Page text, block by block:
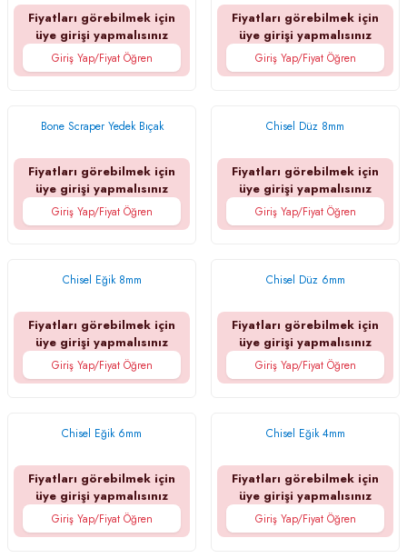
Fiyatları görebilmek için
üye girişi yapmalısınız
Giriş Yap/Fiyat Öğren
Fiyatları görebilmek için
üye girişi yapmalısınız
Giriş Yap/Fiyat Öğren
Bone Scraper Yedek Bıçak
Fiyatları görebilmek için
üye girişi yapmalısınız
Giriş Yap/Fiyat Öğren
Chisel Düz 8mm
Fiyatları görebilmek için
üye girişi yapmalısınız
Giriş Yap/Fiyat Öğren
Chisel Eğik 8mm
Fiyatları görebilmek için
üye girişi yapmalısınız
Giriş Yap/Fiyat Öğren
Chisel Düz 6mm
Fiyatları görebilmek için
üye girişi yapmalısınız
Giriş Yap/Fiyat Öğren
Chisel Eğik 6mm
Fiyatları görebilmek için
üye girişi yapmalısınız
Giriş Yap/Fiyat Öğren
Chisel Eğik 4mm
Fiyatları görebilmek için
üye girişi yapmalısınız
Giriş Yap/Fiyat Öğren